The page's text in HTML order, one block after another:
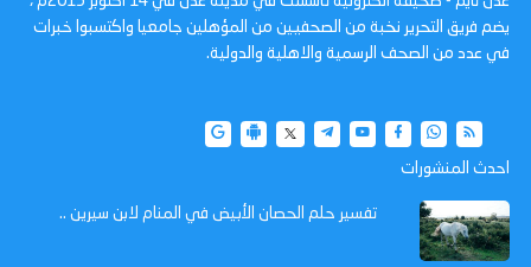
يضم فريق التحرير نخبة من الصحفيين من المؤهلين جامعيا واكتسبوا خبرات
في عدد من الصحف الرسمية والاهلية والدولية.
احدث المنشورات
تفسير حلم الحصان الأبيض في المنام لابن سيرين ..